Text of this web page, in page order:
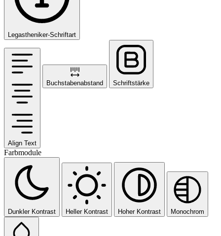
Legastheniker-Schriftart
Align Text
Buchstabenabstand Schriftstärke
Farbmodule
Dunkler Kontrast Heller Kontrast Hoher Kontrast Monochrom